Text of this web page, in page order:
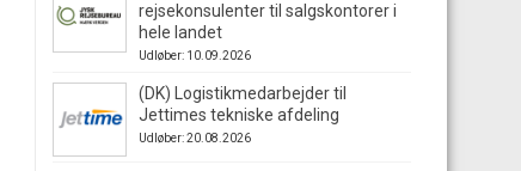
rejsekonsulenter til salgskontorer i
hele landet
Udløber: 10.09.2026
(DK) Logistikmedarbejder til
Jettimes tekniske afdeling
Udløber: 20.08.2026